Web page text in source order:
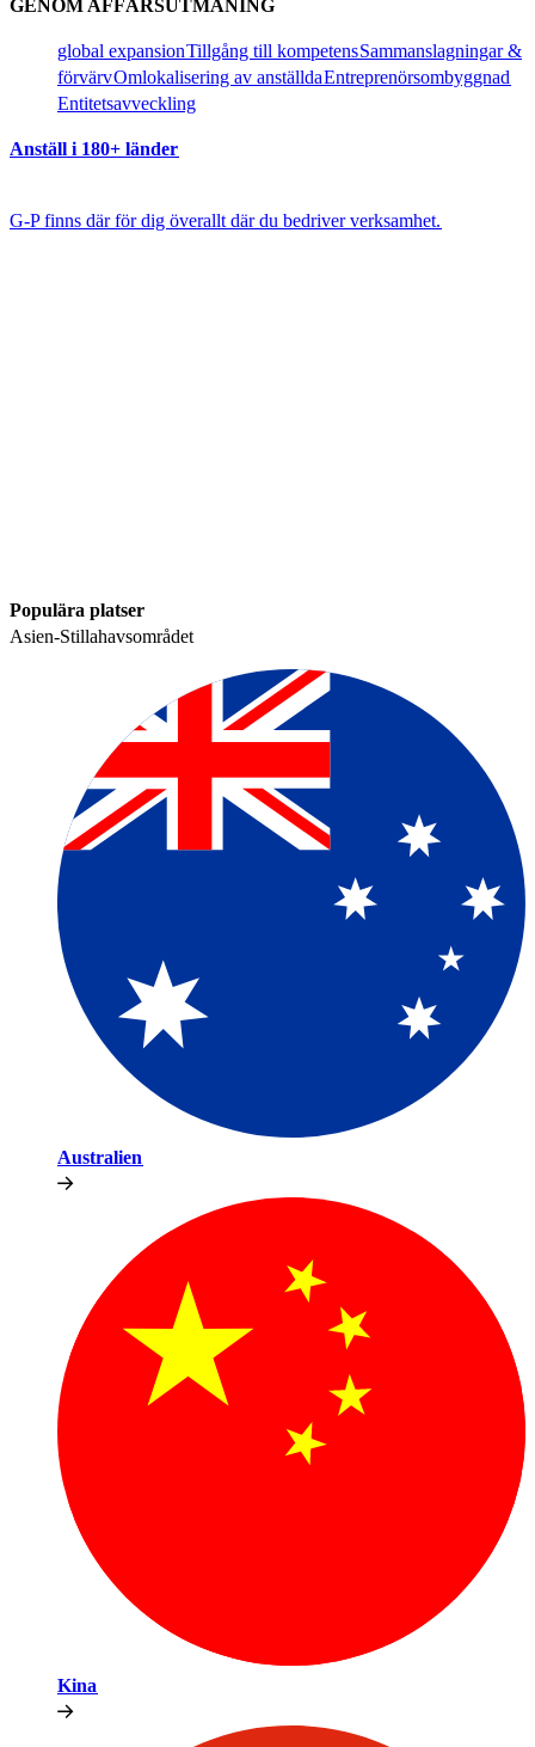
GENOM AFFÄRSUTMANING​​
global expansion​​Tillgång till kompetens​​Sammanslagningar &
förvärv​​Omlokalisering av anställda​​Entreprenörsombyggnad​​
Entitetsavveckling​​
Anställ i 180+ länder​​
G-P finns där för dig överallt där du bedriver verksamhet.​​
Populära platser​​
Asien-Stillahavsområdet​​
Australien​​
Kina​​